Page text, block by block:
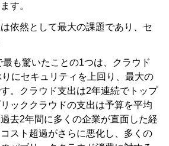
す。
依然として最大の課題であり、セ
も驚いたことの1つは、クラウド
にセキュリティを上回り、最大の
。クラウド支出は2年連続でトップ
ッククラウドの支出は予算を平均
去2年間に多くの企業が直面した経
スト超過がさらに悪化し、多くの